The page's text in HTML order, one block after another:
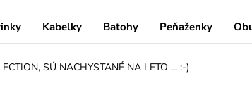
Kabelky Batohy Peňaženky
SÚ NACHYSTANÉ NA LETO ... :-)